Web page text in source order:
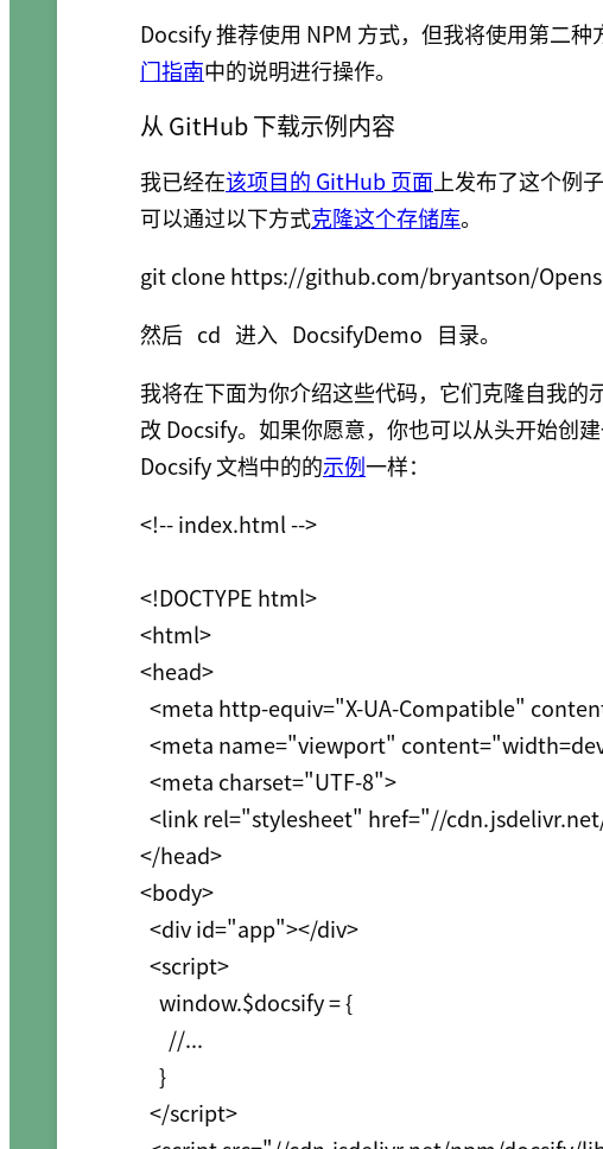
Docsify 推荐使用 NPM 方式，但我将使用第二
门指南中的说明进行操作。
从 GitHub 下载示例内容
我已经在该项目的 GitHub 页面上发布了这个例
可以通过以下方式克隆这个存储库。
然后 cd 进入 DocsifyDemo 目录。
我将在下面为你介绍这些代码，它们克隆自我
改 Docsify。如果你愿意，你也可以从头开始创
Docsify 文档中的的示例一样：
<!-- index.html -->
<!DOCTYPE html>
<html>
<head>
</head>
<body>